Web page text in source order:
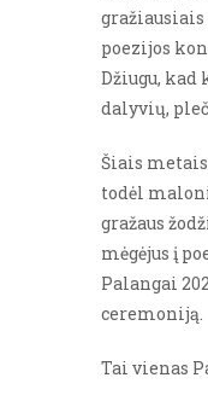
gražiausiais
poezijos
Džiugu, kad
dalyvių,
Šiais
todėl
gražaus
mėgėjus į
Palangai
ceremoniją.
Tai vienas